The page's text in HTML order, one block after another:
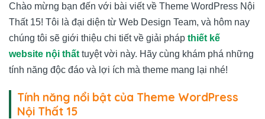
Chào mừng bạn đến với bài viết về Theme WordPress Nội
Thất 15! Tôi là đại diện từ Web Design Team, và hôm nay
chúng tôi sẽ giới thiệu chi tiết về giải pháp thiết kế
website nội thất tuyệt vời này. Hãy cùng khám phá những
tính năng độc đáo và lợi ích mà theme mang lại nhé!
Tính năng nổi bật của Theme WordPress
Nội Thất 15